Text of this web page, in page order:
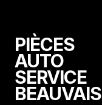
PIÈCES
AUTO
SERVICE
BEAUVAIS